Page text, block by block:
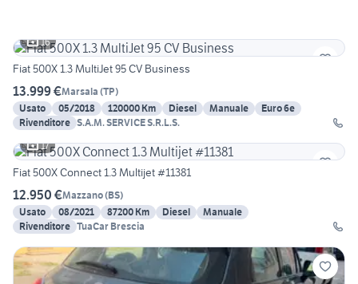
16
Fiat 500X 1.3 MultiJet 95 CV Business
13.999 €Marsala (TP)
Usato
05/2018 120000 Km Diesel Manuale
Euro 6e
Rivenditore S.A.M. SERVICE S.R.L.S.
17
Fiat 500X Connect 1.3 Multijet #11381
12.950 €Mazzano(BS)
Usato
08/2021 87200 Km Diesel
Manuale
Rivenditore TuaCar Brescia